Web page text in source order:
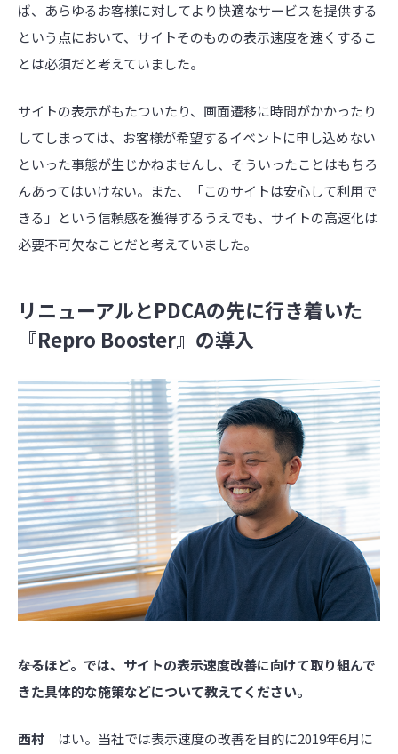
ば、あらゆるお客様に対してより快適なサービスを提供する
という点において、サイトそのものの表示速度を速くするこ
とは必須だと考えていました。
サイトの表示がもたついたり、画面遷移に時間がかかったり
してしまっては、お客様が希望するイベントに申し込めない
といった事態が生じかねませんし、そういったことはもちろ
んあってはいけない。また、「このサイトは安心して利用で
きる」という信頼感を獲得するうえでも、サイトの高速化は
必要不可欠なことだと考えていました。
リニューアルとPDCAの先に行き着いた
『Repro Booster』の導入
――なるほど。では、サイトの表示速度改善に向けて取り組んで
きた具体的な施策などについて教えてください。
西村 はい。当社では表示速度の改善を目的に2019年6月に